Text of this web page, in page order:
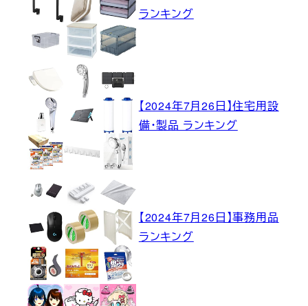
ランキング
【2024年7月26日】住宅用設
備・製品 ランキング
【2024年7月26日】事務用品
ランキング